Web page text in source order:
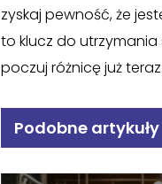
zyskaj pewność, że
to klucz do utrzymania
poczuj różnicę już
Podobne artykuły